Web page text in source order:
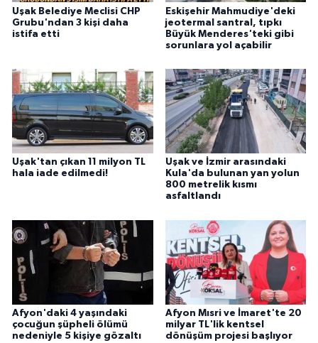
Uşak Belediye Meclisi CHP
Grubu'ndan 3 kişi daha
istifa etti
Eskişehir Mahmudiye'deki
jeotermal santral, tıpkı
Büyük Menderes'teki gibi
sorunlara yol açabilir
Uşak'tan çıkan 11 milyon TL
hala iade edilmedi!
Uşak ve İzmir arasındaki
Kula'da bulunan yan yolun
800 metrelik kısmı
asfaltlandı
Afyon'daki 4 yaşındaki
çocuğun şüpheli ölümü
nedeniyle 5 kişiye gözaltı
Afyon Mısri ve İmaret'te 20
milyar TL'lik kentsel
dönüşüm projesi başlıyor